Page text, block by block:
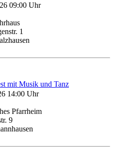
09:00 Uhr
1
mit Musik und Tanz
14:00 Uhr
Pfarrheim
9